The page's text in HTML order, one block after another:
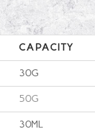
CAPACITY
30G
50G
30ML